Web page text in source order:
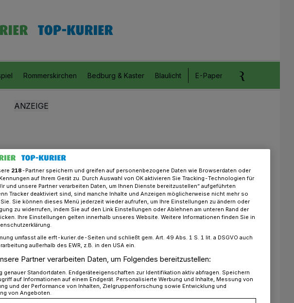
Rommerskirchen Bedburg & Kaster Blaulicht E-Paper Anzeigen aufgeben
hoher Schaden und stundenlange Sperrung
218-Partner speichern und greifen auf personenbezogene Daten wie Browserdaten oder
auf Ihrem Gerät zu. Durch Auswahl von OK aktivieren Sie Tracking-Technologien für
und unsere Partner verarbeiten Daten, um Ihnen Dienste bereitzustellen“ aufgeführten
Tracker deaktiviert sind, sind manche Inhalte und Anzeigen möglicherweise nicht mehr so
Sie können dieses Menü jederzeit wieder aufrufen, um Ihre Einstellungen zu ändern oder
zu widerrufen, indem Sie auf den Link Einstellungen oder Ablehnen am unteren Rand der
Ihre Einstellungen gelten innerhalb unseres Website. Weitere Informationen finden Sie in
umfasst alle erft-kurier.de-Seiten und schließt gem. Art. 49 Abs. 1 S. 1 lit. a DSGVO auch
außerhalb des EWR, z.B. in den USA ein.
Partner verarbeiten Daten, um Folgendes bereitzustellen:
genauer Standortdaten. Endgeräteeigenschaften zur Identifikation aktiv abfragen. Speichern
auf Informationen auf einem Endgerät. Personalisierte Werbung und Inhalte, Messung von
und der Performance von Inhalten, Zielgruppenforschung sowie Entwicklung und
von Angeboten.